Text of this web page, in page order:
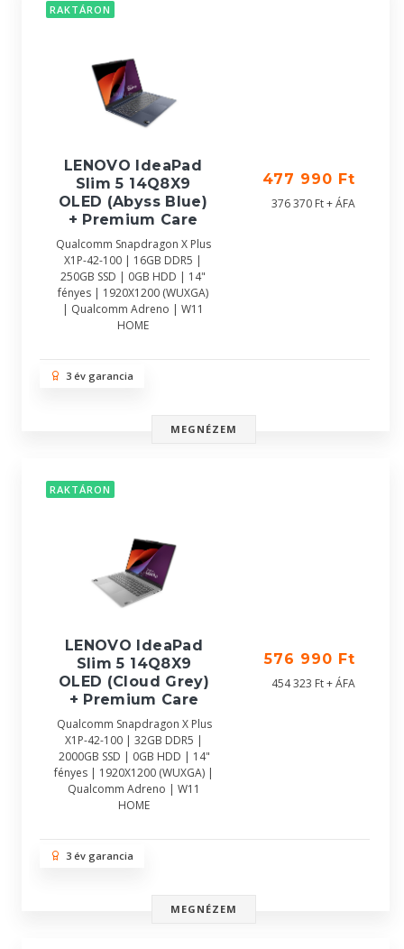
RAKTÁRON
LENOVO IdeaPad
Slim 5 14Q8X9
OLED (Abyss Blue)
+ Premium Care
Qualcomm Snapdragon X Plus
X1P-42-100 | 16GB DDR5 |
250GB SSD | 0GB HDD | 14"
fényes | 1920X1200 (WUXGA)
| Qualcomm Adreno | W11
HOME
477 990 Ft
376 370 Ft + ÁFA
3 év garancia
MEGNÉZEM
RAKTÁRON
LENOVO IdeaPad
Slim 5 14Q8X9
OLED (Cloud Grey)
+ Premium Care
Qualcomm Snapdragon X Plus
X1P-42-100 | 32GB DDR5 |
2000GB SSD | 0GB HDD | 14"
fényes | 1920X1200 (WUXGA) |
Qualcomm Adreno | W11
HOME
576 990 Ft
454 323 Ft + ÁFA
3 év garancia
MEGNÉZEM